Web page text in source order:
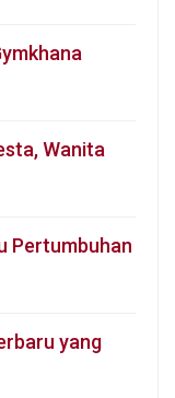
Wanita
Pertumbuhan
yang